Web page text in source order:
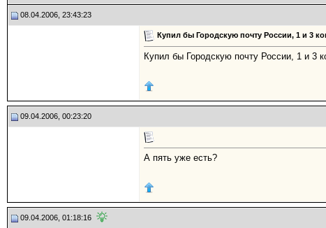
08.04.2006, 23:43:23
Купил бы Городскую почту России, 1 и 3
Купил бы Городскую почту России, 1 и 3
09.04.2006, 00:23:20
А пять уже есть?
09.04.2006, 01:18:16